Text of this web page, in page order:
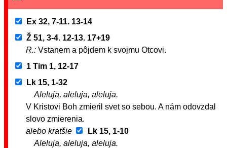
Ex 32, 7-11. 13-14
Ž 51, 3-4. 12-13. 17+19
R.: Vstanem a pôjdem k svojmu Otcovi.
1 Tim 1, 12-17
Lk 15, 1-32
Aleluja, aleluja, aleluja.
V Kristovi Boh zmieril svet so sebou. A nám odovzdal
slovo zmierenia.
alebo kratšie
Lk 15, 1-10
Aleluja, aleluja, aleluja.